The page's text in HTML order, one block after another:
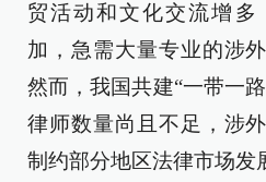
贸活动和文化交流增多
加，急需大量专业的涉
然而，我国共建“一带一
律师数量尚且不足，涉
制约部分地区法律市场发